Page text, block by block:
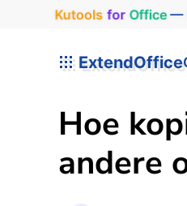
Kutools for Office—
ExtendOffice
Hoe
andere